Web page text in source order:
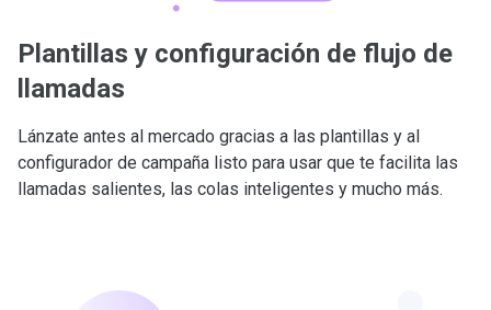
Plantillas y configuración de flujo de
llamadas
Lánzate antes al mercado gracias a las plantillas y al
configurador de campaña listo para usar que te facilita las
llamadas salientes, las colas inteligentes y mucho más.